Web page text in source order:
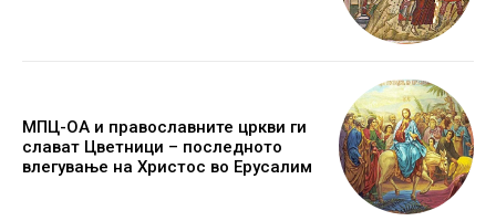
МПЦ-ОА и православните цркви ги
слават Цветници – последното
влегување на Христос во Ерусалим